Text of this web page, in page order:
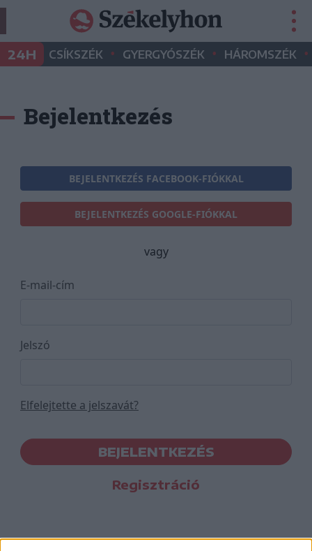
24H CSÍKSZÉK • GYERGYÓSZÉK • HÁROMSZÉK •
Bejelentkezés
BEJELENTKEZÉS FACEBOOK-FIÓKKAL
BEJELENTKEZÉS GOOGLE-FIÓKKAL
vagy
E-mail-cím
Jelszó
Elfelejtette a jelszavát?
BEJELENTKEZÉS
Regisztráció